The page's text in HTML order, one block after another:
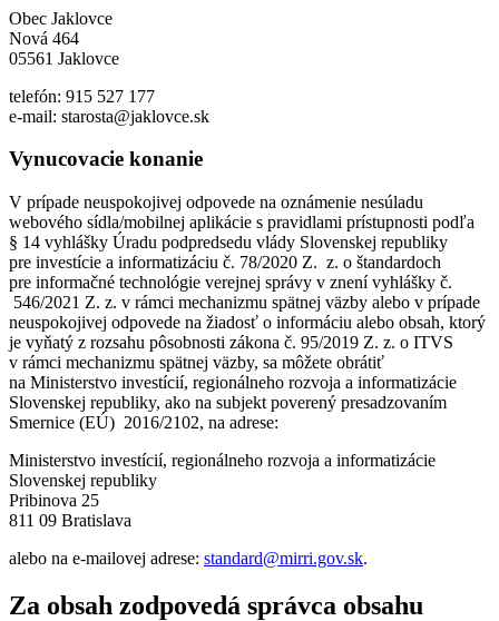
Obec Jaklovce
Nová 464
05561 Jaklovce
telefón: 915 527 177
e-mail: starosta@jaklovce.sk
Vynucovacie konanie
V prípade neuspokojivej odpovede na oznámenie nesúladu
webového sídla/mobilnej aplikácie s pravidlami prístupnosti podľa
§ 14 vyhlášky Úradu podpredsedu vlády Slovenskej republiky
pre investície a informatizáciu č. 78/2020 Z. z. o štandardoch
pre informačné technológie verejnej správy v znení vyhlášky č.
546/2021 Z. z. v rámci mechanizmu spätnej väzby alebo v prípade
neuspokojivej odpovede na žiadosť o informáciu alebo obsah, ktorý
je vyňatý z rozsahu pôsobnosti zákona č. 95/2019 Z. z. o ITVS
v rámci mechanizmu spätnej väzby, sa môžete obrátiť
na Ministerstvo investícií, regionálneho rozvoja a informatizácie
Slovenskej republiky, ako na subjekt poverený presadzovaním
Smernice (EÚ) 2016/2102, na adrese:
Ministerstvo investícií, regionálneho rozvoja a informatizácie
Slovenskej republiky
Pribinova 25
811 09 Bratislava
alebo na e-mailovej adrese: standard@mirri.gov.sk.
Za obsah zodpovedá správca obsahu